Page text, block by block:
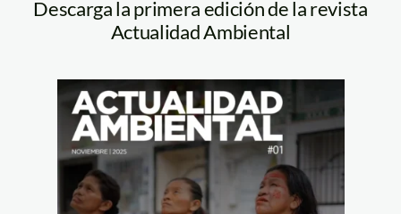
Descarga la primera edición de la revista
Actualidad Ambiental